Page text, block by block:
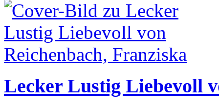
Lecker Lustig Liebevoll